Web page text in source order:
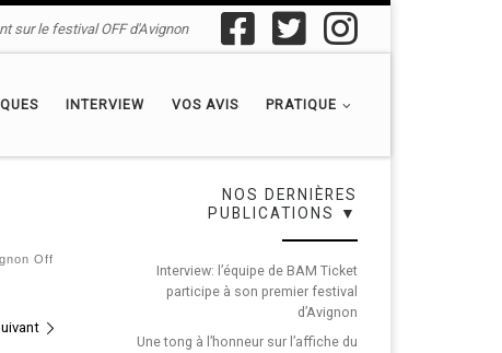
sur le festival OFF d'Avignon
INTERVIEW VOS AVIS PRATIQUE
Off
NOS DERNIÈRES
PUBLICATIONS ▼
Interview: l’équipe de BAM Ticket
participe à son premier festival
d’Avignon
Une tong à l’honneur sur l’affiche du